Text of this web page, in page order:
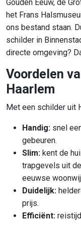
Gouden Eeuw, de
het Frans
ons bestand staan.
schilder in
directe omgeving?
Voordelen
Haarlem
Met een schilder uit
Handig: snel
gebeuren.
Slim: kent de
trapgevels uit
eeuwse
Duidelijk:
prijs.
Efficiënt: